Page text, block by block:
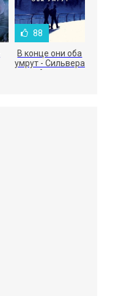
88
В конце они оба
умрут - Сильвера
Адам